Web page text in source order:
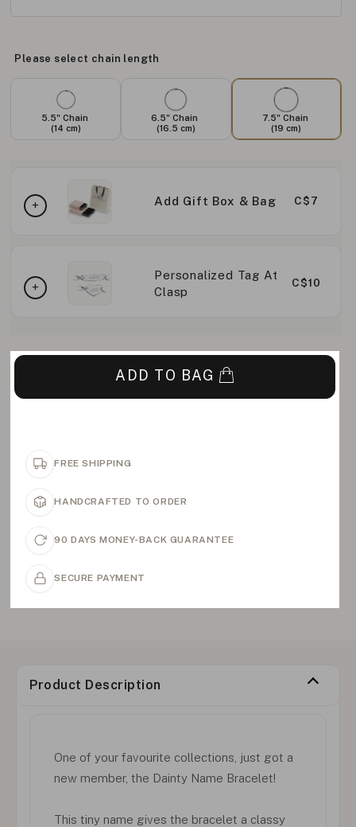
Please select chain length
5.5" Chain
(14 cm)
6.5" Chain
(16.5 cm)
7.5" Chain
(19 cm)
Add Gift Box & Bag C$7
Personalized Tag At
Clasp
C$10
ADD TO BAG
FREE SHIPPING
HANDCRAFTED TO ORDER
90 DAYS MONEY-BACK GUARANTEE
SECURE PAYMENT
Product Description
One of your favourite collections, just got a
new member, the Dainty Name Bracelet!
This tiny name gives the bracelet a classy